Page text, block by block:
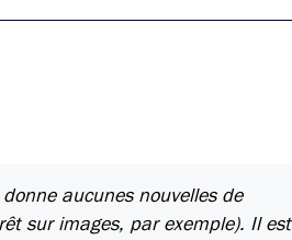
aucunes nouvelles de
sur images, par exemple). Il est